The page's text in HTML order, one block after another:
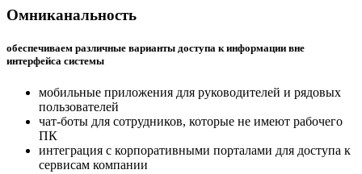
Омниканальность
обеспечиваем различные варианты доступа к информации вне
интерфейса системы
мобильные приложения для руководителей и рядовых
пользователей
чат-боты для сотрудников, которые не имеют рабочего
ПК
интеграция с корпоративными порталами для доступа к
сервисам компании